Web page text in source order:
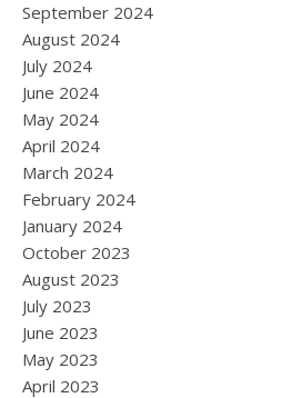
September 2024
August 2024
July 2024
June 2024
May 2024
April 2024
March 2024
February 2024
January 2024
October 2023
August 2023
July 2023
June 2023
May 2023
April 2023